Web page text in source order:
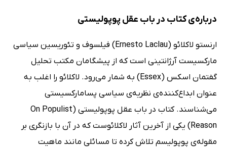
درباره‌ی کتاب در باب عقل پوپولیستی
ارنستو لاکلائو (Ernesto Laclau) فیلسوف و تئوریسین سیاسی
مارکسیست آرژانتینی است که از پیشگامان مکتب تحلیل
گفتمان اسکس (Essex) به شمار می‌رود. لاکلائو را اغلب به
عنوان ابداع‌کننده‌ی نظریه‌ی سیاسی پسامارکسیستی
می‌شناسند. کتاب در باب عقل پوپولیستی (On Populist
Reason) یکی از آخرین آثار لاکلائوست که در آن با بازنگری بر
مقوله‌ی پوپولیسم تلاش کرده تا مسائلی مانند ماهیت